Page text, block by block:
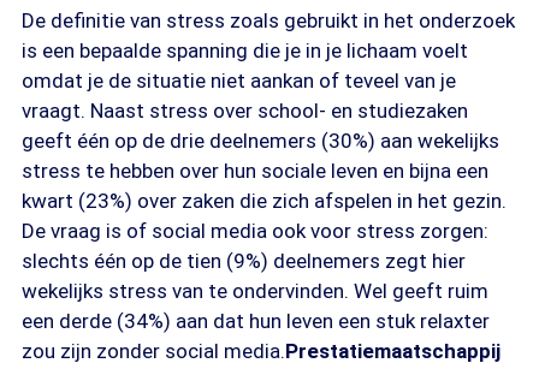
De definitie van stress zoals gebruikt in het onderzoek
is een bepaalde spanning die je in je lichaam voelt
omdat je de situatie niet aankan of teveel van je
vraagt. Naast stress over school- en studiezaken
geeft één op de drie deelnemers (30%) aan wekelijks
stress te hebben over hun sociale leven en bijna een
kwart (23%) over zaken die zich afspelen in het gezin.
De vraag is of social media ook voor stress zorgen:
slechts één op de tien (9%) deelnemers zegt hier
wekelijks stress van te ondervinden. Wel geeft ruim
een derde (34%) aan dat hun leven een stuk relaxter
zou zijn zonder social media.Prestatiemaatschappij